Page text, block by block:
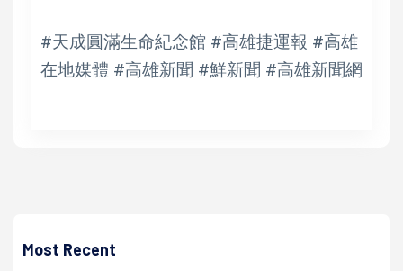
#天成圓滿生命紀念館 #高雄捷運報 #高雄
在地媒體 #高雄新聞 #鮮新聞 #高雄新聞網
Most Recent
公約接待寵物家庭